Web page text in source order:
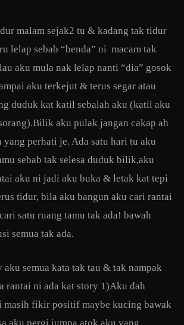
malam sejak2 tu & kadang tak tidur
lelap sebab “benda” ni macam tak
aku mula nak lelap nanti “dia” gosok
aku terkejut & terus segar atau
duduk kat katil sebalah aku (katil aku
aku pulak jangan cakap ah
yang perhati je. Ada satu hari tu aku
sebab tak selesa duduk bilik,aku
aku ni jadi aku buka & letak kat tepi
tidur, bila aku bangun aku cari rantai
satu ruang tamu tak ada! bawah
semua tak ada.
semua kata tak tau & tak nampak
rantai ni ada kat story 1)Aku dah
masih fikir positif maybe kucing bawak